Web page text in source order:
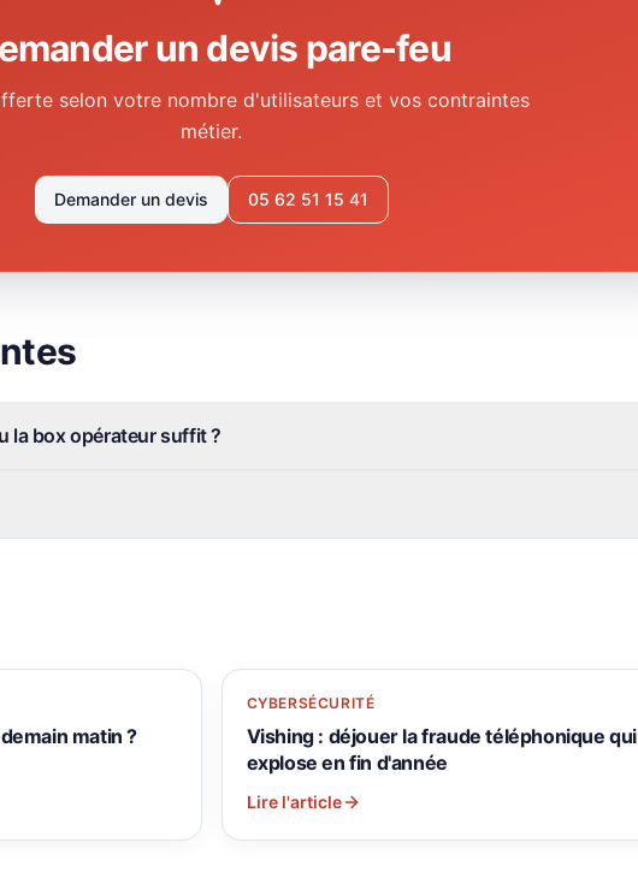
un devis pare-feu
selon votre nombre d'utilisateurs et vos contraintes
métier.
Demander un devis 05 62 51 15 41
la box opérateur suffit ?
matin ?
CYBERSÉCURITÉ
Vishing : déjouer la fraude téléphonique qui
explose en fin d'année
Lire l'article